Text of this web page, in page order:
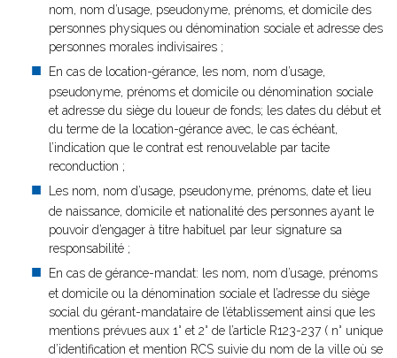
nom, nom d’usage, pseudonyme, prénoms, et domicile des
personnes physiques ou dénomination sociale et adresse des
personnes morales indivisaires ;
En cas de location-gérance, les nom, nom d’usage,
pseudonyme, prénoms et domicile ou dénomination sociale
et adresse du siège du loueur de fonds; les dates du début et
du terme de la location-gérance avec, le cas échéant,
l’indication que le contrat est renouvelable par tacite
reconduction ;
Les nom, nom d’usage, pseudonyme, prénoms, date et lieu
de naissance, domicile et nationalité des personnes ayant le
pouvoir d’engager à titre habituel par leur signature sa
responsabilité ;
En cas de gérance-mandat: les nom, nom d’usage, prénoms
et domicile ou la dénomination sociale et l’adresse du siège
social du gérant-mandataire de l’établissement ainsi que les
mentions prévues aux 1° et 2° de l’article R123-237 ( n° unique
d’identification et mention RCS suivie du nom de la ville où se